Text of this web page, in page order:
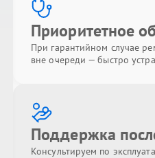
Приоритетное
При гарантийном случае
вне очереди — быстро
Поддержка
Консультируем по